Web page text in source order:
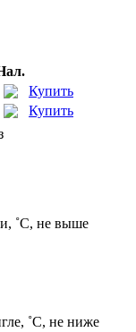
Купить
Купить
˚С, не выше
˚С, не ниже